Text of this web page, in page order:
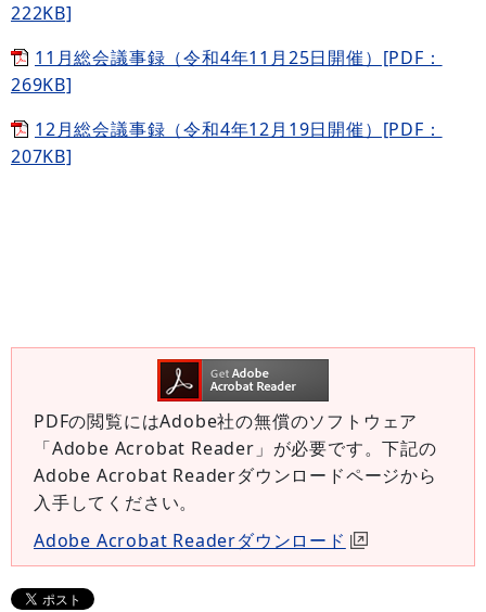
222KB]
11月総会議事録（令和4年11月25日開催）[PDF：
269KB]
12月総会議事録（令和4年12月19日開催）[PDF：
207KB]
PDFの閲覧にはAdobe社の無償のソフトウェア
「Adobe Acrobat Reader」が必要です。下記の
Adobe Acrobat Readerダウンロードページから
入手してください。
Adobe Acrobat Readerダウンロード